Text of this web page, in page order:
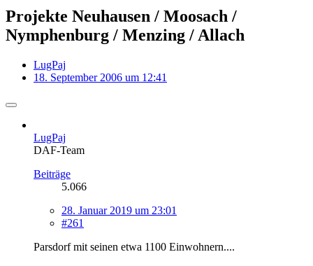
Projekte Neuhausen / Moosach /
Nymphenburg / Menzing / Allach
LugPaj
18. September 2006 um 12:41
LugPaj
DAF-Team
Beiträge
5.066
28. Januar 2019 um 23:01
#261
Parsdorf mit seinen etwa 1100 Einwohnern....